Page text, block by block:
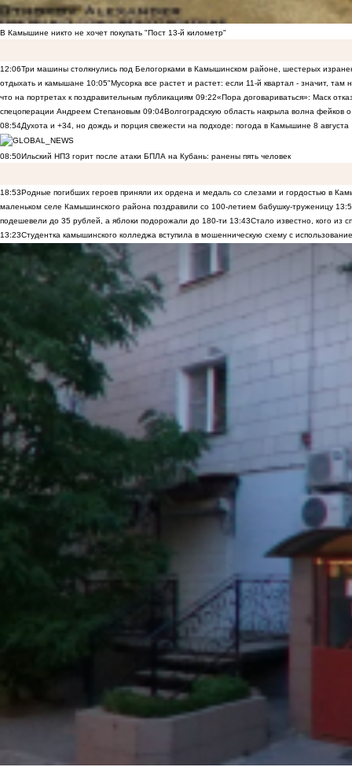
В Камышине никто не хочет покупать "Пост 13-й километр"
12:06Три машины столкнулись под Белогорками в Камышинском районе, шестерых
отдыхать и камышане 10:05"Мусорка все растет и растет: если 11-й квартал - значит,
что на портретах к поздравительным публикациям 09:22«Пора договариваться»: Маск
спецоперации Андреем Степановым 09:04Волгоградскую область накрыла волна фейков
08:54Духота и +34, но дождь и порция свежести на подходе: погода в Камышине 8 августа
08:50Ильский НПЗ горит после атаки БПЛА на Кубань: ранены пять человек
18:53Родные погибших героев приняли их ордена и медаль со слезами и гордостью в
маленьком селе Камышинского района поздравили со 100-летием бабушку-труженицу
подешевели до 35 рублей, а яблоки подорожали до 180-ти 13:43Стало известно, кого из
13:23Студентка камышинского колледжа вступила в мошенническую схему с